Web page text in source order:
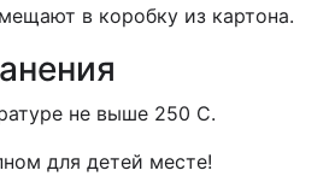
в коробку из картона.
не выше 250 С.
для детей месте!